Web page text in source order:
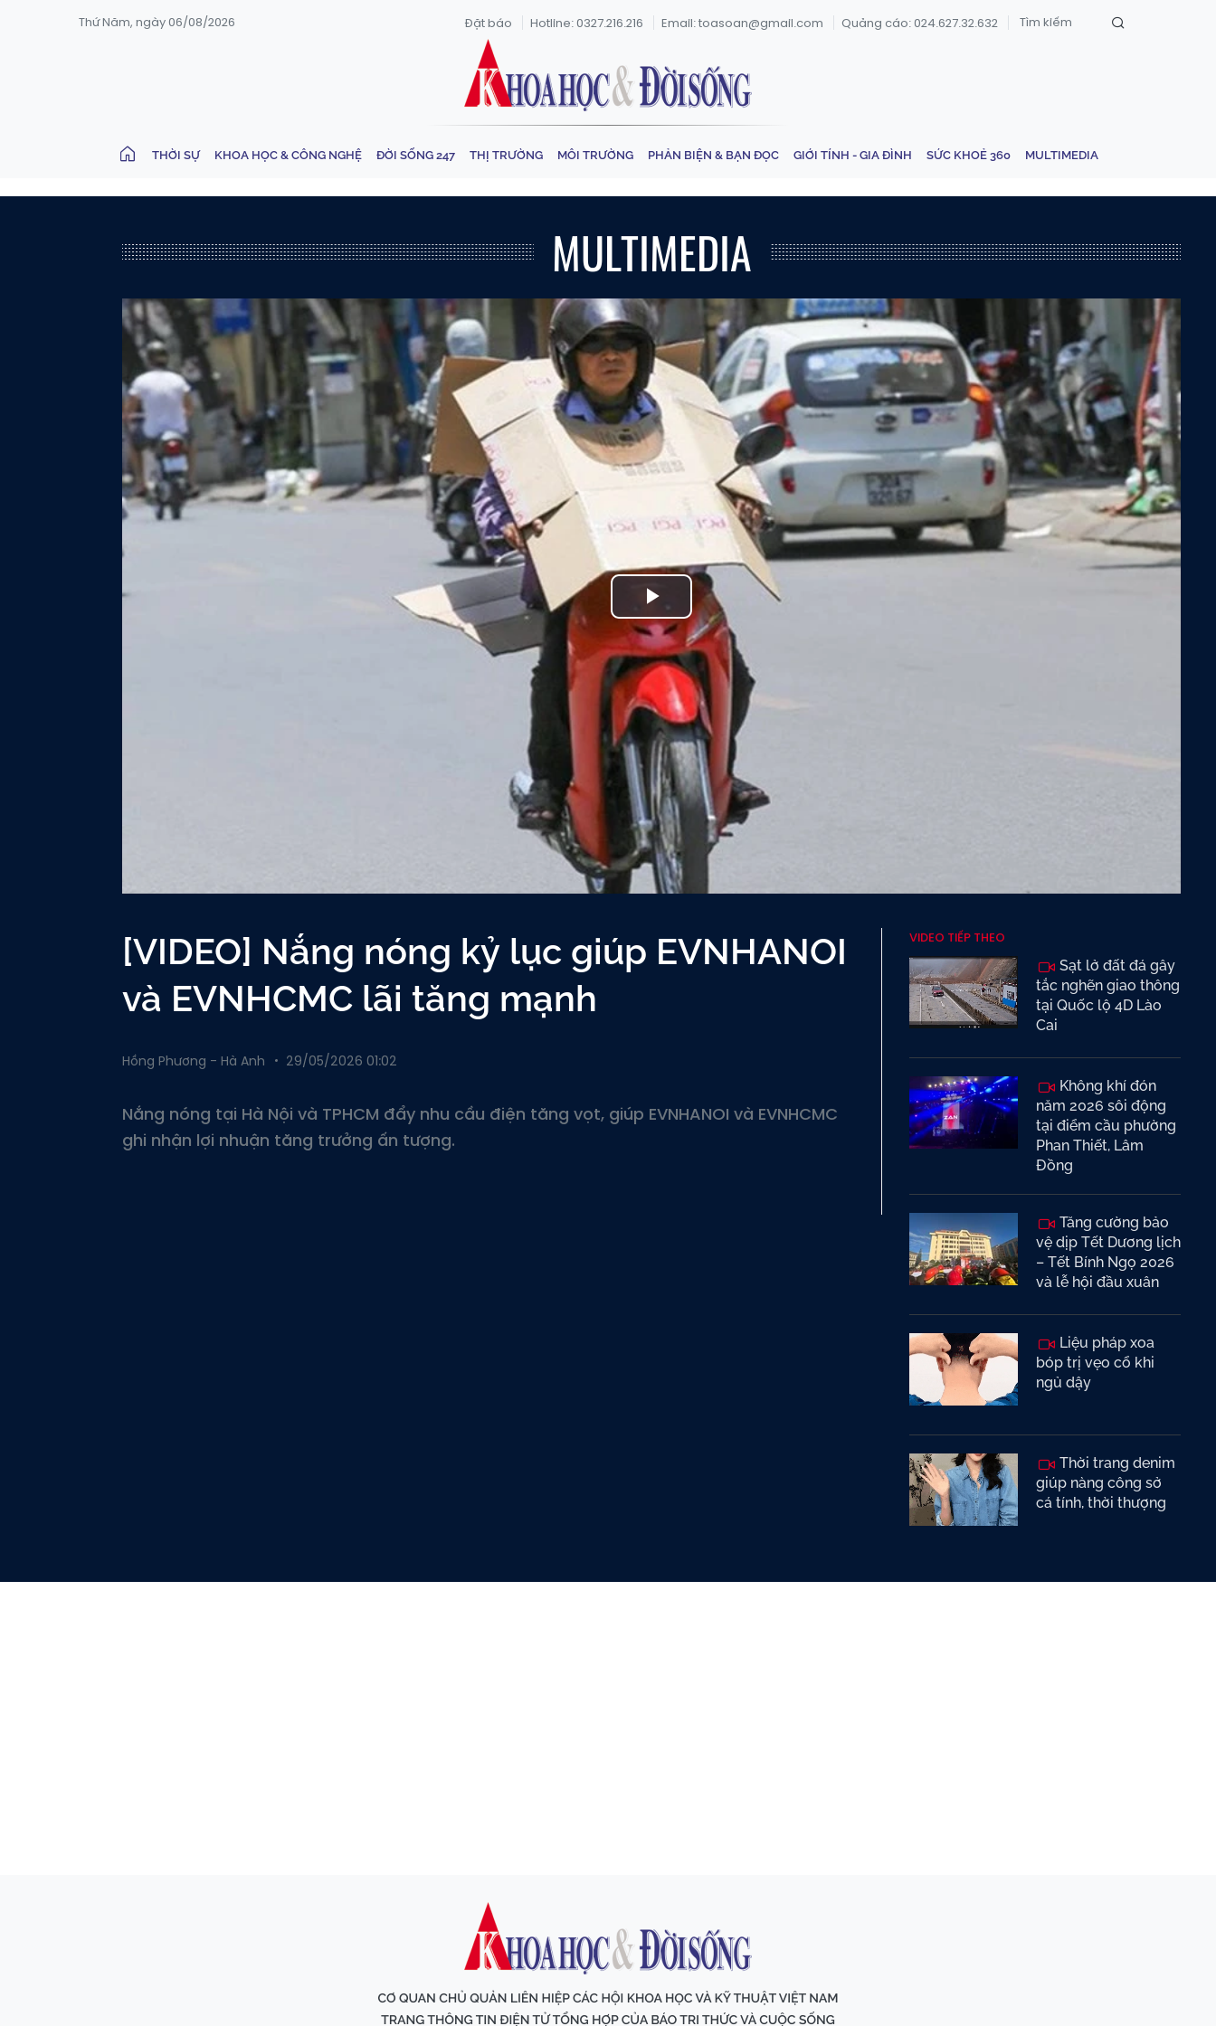
Thứ Năm, ngày 06/08/2026 Đặt báo Hotline: 0327.216.216 Email: toasoan@gmail.com Quảng cáo: 024.627.32.632
THỜI SỰ KHOA HỌC & CÔNG NGHỆ ĐỜI SỐNG 247 THỊ TRƯỜNG MÔI TRƯỜNG PHẢN BIỆN & BẠN ĐỌC GIỚI TÍNH - GIA ĐÌNH SỨC KHOẺ 360 MULTIMEDIA
MULTIMEDIA
Play
Video
[VIDEO] Nắng nóng kỷ lục giúp EVNHANOI
và EVNHCMC lãi tăng mạnh
Hồng Phương - Hà Anh 29/05/2026 01:02
Nắng nóng tại Hà Nội và TPHCM đẩy nhu cầu điện tăng vọt, giúp EVNHANOI và EVNHCMC
ghi nhận lợi nhuận tăng trưởng ấn tượng.
VIDEO TIẾP THEO
Sạt lở đất đá gây
tắc nghẽn giao thông
tại Quốc lộ 4D Lào
Cai
Không khí đón
năm 2026 sôi động
tại điểm cầu phường
Phan Thiết, Lâm
Đồng
Tăng cường bảo
vệ dịp Tết Dương lịch
– Tết Bính Ngọ 2026
và lễ hội đầu xuân
Liệu pháp xoa
bóp trị vẹo cổ khi
ngủ dậy
Thời trang denim
giúp nàng công sở
cá tính, thời thượng